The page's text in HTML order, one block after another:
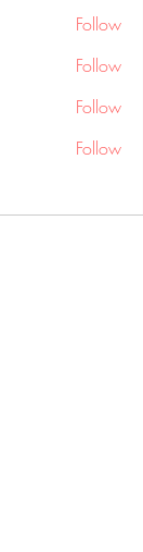
Follow
Follow
Follow
Follow